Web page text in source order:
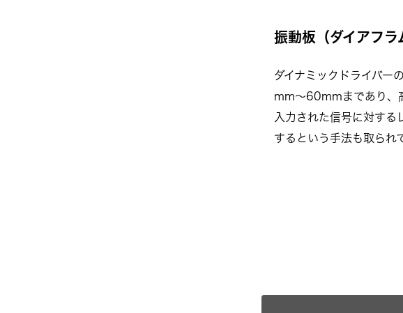
振動板（ダイアフラ
ダイナミックドライバー
mm〜60mmまであり、
入力された信号に対す
するという手法も取られ